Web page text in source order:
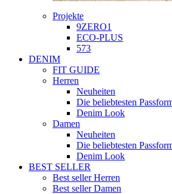
Projekte
9ZERO1
ECO-PLUS
573
DENIM
FIT GUIDE
Herren
Neuheiten
Die beliebtesten
Denim Look
Damen
Neuheiten
Die beliebtesten
Denim Look
BEST SELLER
Best seller Herren
Best seller Damen